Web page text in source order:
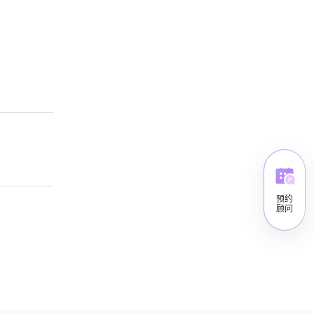
预约
顾问